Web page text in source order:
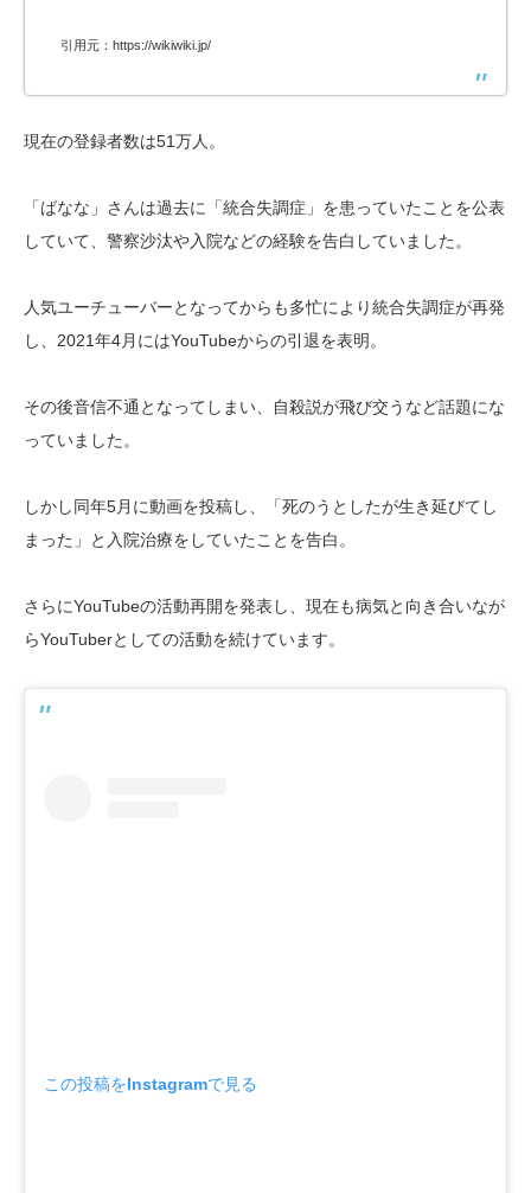
引用元：https://wikiwiki.jp/
現在の登録者数は51万人。
「ばなな」さんは過去に「統合失調症」を患っていたことを公表
していて、警察沙汰や入院などの経験を告白していました。
人気ユーチューバーとなってからも多忙により統合失調症が再発
し、2021年4月にはYouTubeからの引退を表明。
その後音信不通となってしまい、自殺説が飛び交うなど話題にな
っていました。
しかし同年5月に動画を投稿し、「死のうとしたが生き延びてし
まった」と入院治療をしていたことを告白。
さらにYouTubeの活動再開を発表し、現在も病気と向き合いなが
らYouTuberとしての活動を続けています。
この投稿をInstagramで見る